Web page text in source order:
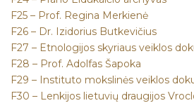
F25 – Prof. Regina Merkienė
F26 – Dr. Izidorius Butkevičius
F27 – Etnologijos skyriaus veiklos
F28 – Prof. Adolfas Šapoka
F29 – Instituto mokslinės veiklos
F30 – Lenkijos lietuvių draugijos